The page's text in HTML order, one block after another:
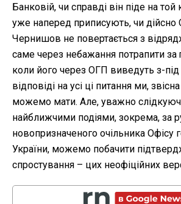
Банковій, чи справді він піде на
уже наперед приписують, чи дійсно
Чернишов не повертається з
саме через небажання потрапити за
коли його через ОГП виведуть з-
відповіді на усі ці питання ми,
можемо мати. Але, уважно
найближчими подіями, зокрема, за
новопризначеного очільника Офісу
України, можемо побачити
спростування – цих неофіційних